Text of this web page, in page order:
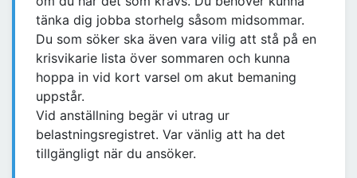
tänka dig jobba storhelg såsom midsommar.
Du som söker ska även vara vilig att stå på en
krisvikarie lista över sommaren och kunna
hoppa in vid kort varsel om akut bemaning
uppstår.
Vid anställning begär vi utrag ur
belastningsregistret. Var vänlig att ha det
tillgängligt när du ansöker.